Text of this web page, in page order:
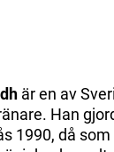
är en av
Han
1990, då